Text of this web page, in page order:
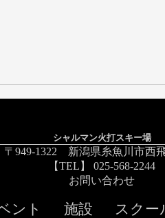
シャルマン火打スキー場
〒949-1322 新潟県糸魚川市西
【TEL】 025-568-2244
お問い合わせ
ント 施設 スクー